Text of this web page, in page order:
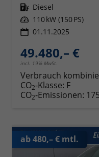
Kraftstoff Diesel
Leistung 110 kW (150 PS)
01.11.2025
49.480,– €
incl. 19% MwSt.
Verbrauch
CO2-Klasse: F
CO2-Emissionen:
ab 480,– € mtl.